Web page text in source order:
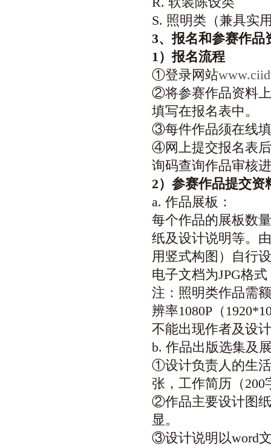
S. 照明类（兼具实
3、报名和参赛作品
1）报名流程
①登录网站
②将参赛作品资料
填写在报名表中。
③每件作品须在线
④网上提交报名表
询码查询作品审核
2）参赛作品提交资
a. 作品展板：
每个作品的展板数
纸及设计说明等。
用竖式构图）自行
电子文档为JPG格
注：照明类作品需
辨率1080P（
不能出现作者及设
b. 作品出版选集及
①设计负责人的生
张，工作简历（
②作品主要设计图纸
显。
③设计说明以word